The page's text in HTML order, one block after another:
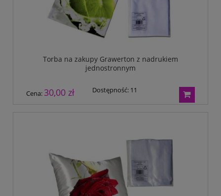
Torba na zakupy Grawerton z nadrukiem
jednostronnym
Cena: 30,00 zł Dostępność: 11